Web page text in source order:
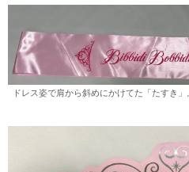
ドレス姿で肩から斜めにかけてた「たすき